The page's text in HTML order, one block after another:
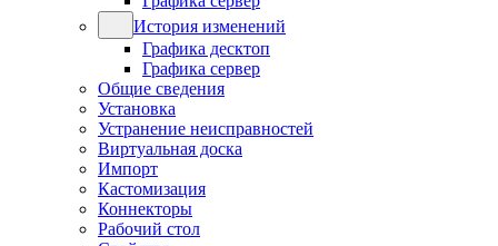
История изменений
Графика десктоп
Графика сервер
Общие сведения
Установка
Устранение неисправностей
Виртуальная доска
Импорт
Кастомизация
Коннекторы
Рабочий стол